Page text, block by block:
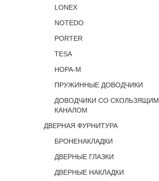
LONEX
NOTEDO
PORTER
TESA
НОРА-М
ПРУЖИННЫЕ ДОВОДЧИКИ
ДОВОДЧИКИ СО СКОЛЬЗЯЩИМ
КАНАЛОМ
ДВЕРНАЯ ФУРНИТУРА
БРОНЕНАКЛАДКИ
ДВЕРНЫЕ ГЛАЗКИ
ДВЕРНЫЕ НАКЛАДКИ